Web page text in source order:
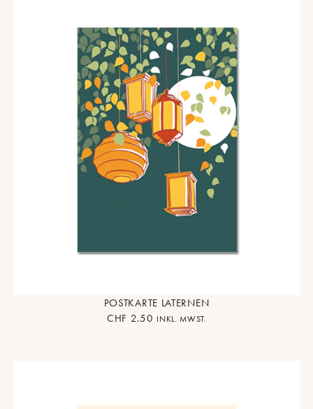
POSTKARTE LATERNEN
CHF 2.50 INKL. MWST.